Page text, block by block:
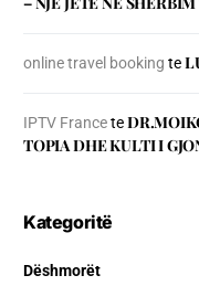
online travel booking te
IPTV Francete
TOPIA DHE KULTI I
Kategoritë
Dëshmorët